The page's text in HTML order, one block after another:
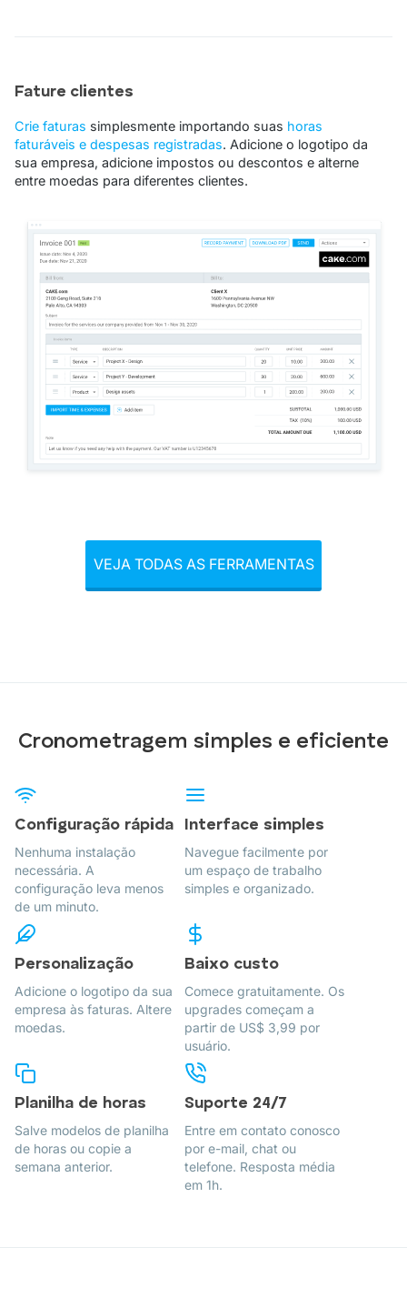
Fature clientes
Crie faturas simplesmente importando suas horas
faturáveis ​​e despesas registradas. Adicione o logotipo da
sua empresa, adicione impostos ou descontos e alterne
entre moedas para diferentes clientes.
VEJA TODAS AS FERRAMENTAS
Cronometragem simples e eficiente
Configuração rápida
Nenhuma instalação
necessária. A
configuração leva menos
de um minuto.
Interface simples
Navegue facilmente por
um espaço de trabalho
simples e organizado.
Personalização
Adicione o logotipo da sua
empresa às faturas. Altere
moedas.
Baixo custo
Comece gratuitamente. Os
upgrades começam a
partir de US$ 3,99 por
usuário.
Planilha de horas
Salve modelos de planilha
de horas ou copie a
semana anterior.
Suporte 24/7
Entre em contato conosco
por e-mail, chat ou
telefone. Resposta média
em 1h.